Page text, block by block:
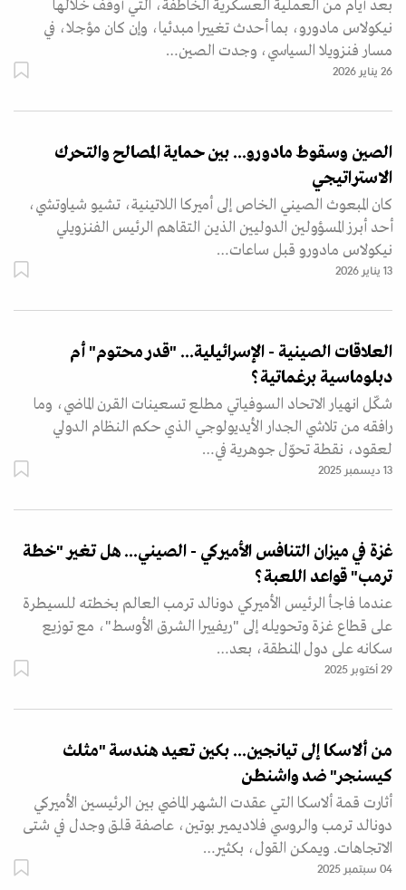
بعد أيام من العملية العسكرية الخاطفة، التي أُوقف خلالها
نيكولاس مادورو، بما أحدث تغييرا مبدئيا، وإن كان مؤجلا، في
مسار فنزويلا السياسي، وجدت الصين…
26 يناير 2026
الصين وسقوط مادورو... بين حماية المصالح والتحرك
الاستراتيجي
كان المبعوث الصيني الخاص إلى أميركا اللاتينية، تشيو شياوتشي،
أحد أبرز المسؤولين الدوليين الذين التقاهم الرئيس الفنزويلي
نيكولاس مادورو قبل ساعات…
13 يناير 2026
العلاقات الصينية - الإسرائيلية... "قدر محتوم" أم
دبلوماسية برغماتية؟
شكّل انهيار الاتحاد السوفياتي مطلع تسعينات القرن الماضي، وما
رافقه من تلاشي الجدار الأيديولوجي الذي حكم النظام الدولي
لعقود، نقطة تحوّل جوهرية في…
13 ديسمبر 2025
غزة في ميزان التنافس الأميركي - الصيني... هل تغير "خطة
ترمب" قواعد اللعبة؟
عندما فاجأ الرئيس الأميركي دونالد ترمب العالم بخطته للسيطرة
على قطاع غزة وتحويله إلى "ريفييرا الشرق الأوسط"، مع توزيع
سكانه على دول المنطقة، بعد…
29 أكتوبر 2025
من ألاسكا إلى تيانجين... بكين تعيد هندسة "مثلث
كيسنجر" ضد واشنطن
أثارت قمة ألاسكا التي عقدت الشهر الماضي بين الرئيسين الأميركي
دونالد ترمب والروسي فلاديمير بوتين، عاصفة قلق وجدل في شتى
الاتجاهات. ويمكن القول، بكثير…
04 سبتمبر 2025